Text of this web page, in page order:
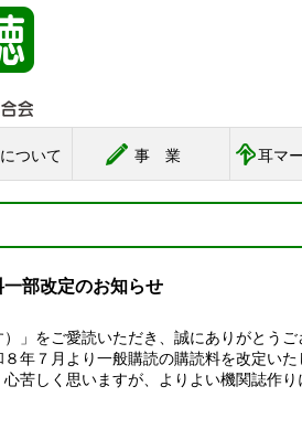
ついて 事業 耳マ
部改定のお知らせ
」をご愛読いただき、誠にありがとうご
年７月より一般購読の購読料を改定いた
苦しく思いますが、よりよい機関誌作